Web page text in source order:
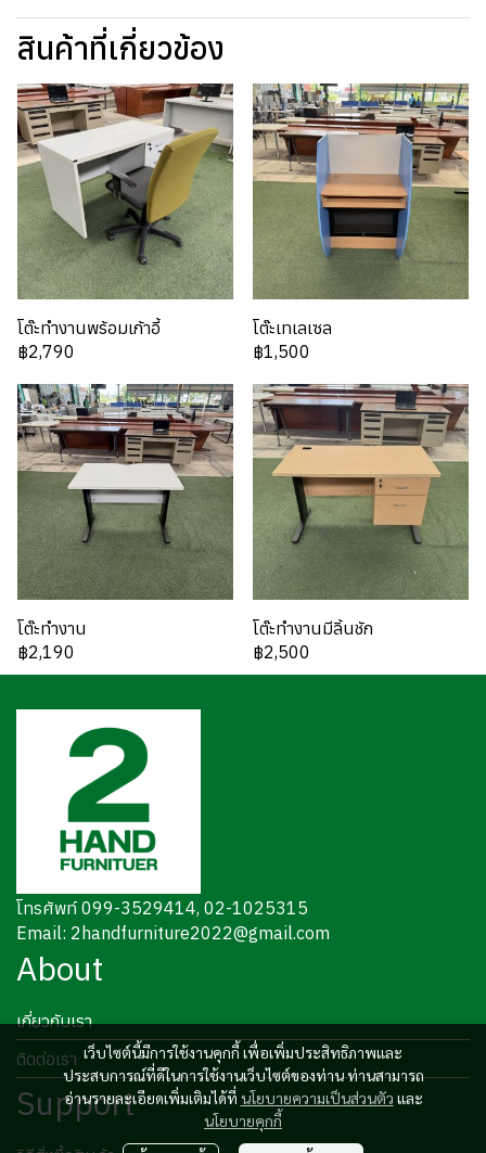
สินค้าที่เกี่ยวข้อง
โต๊ะทำงานพร้อมเก้าอี้
฿2,790
โต๊ะเทเลเซล
฿1,500
โต๊ะทำงาน
฿2,190
โต๊ะทำงานมีลิ้นชัก
฿2,500
เว็บไซต์นี้มีการใช้งานคุกกี้ เพื่อเพิ่มประสิทธิภาพและ
ประสบการณ์ที่ดีในการใช้งานเว็บไซต์ของท่าน ท่านสามารถ
อ่านรายละเอียดเพิ่มเติมได้ที่ นโยบายความเป็นส่วนตัว และ
นโยบายคุกกี้
โทรศัพท์ 099-3529414, 02-1025315
Email: 2handfurniture2022@gmail.com
About
เกี่ยวกับเรา
ติดต่อเรา
Support